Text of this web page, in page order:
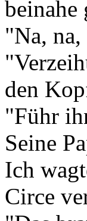
beinahe
"Na, na,
den
"Führ
Seine
Ich
Circe